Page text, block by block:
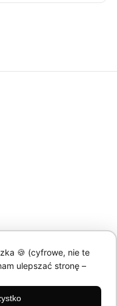
🍪 (cyfrowe, nie te
ulepszać stronę –